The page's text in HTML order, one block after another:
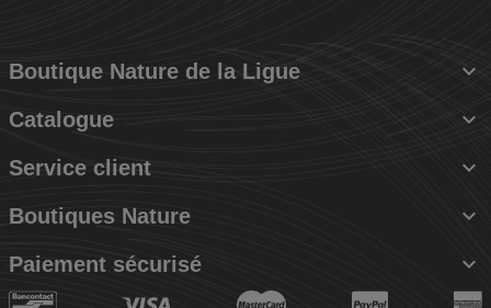
Boutique Nature de la Ligue 
Catalogue 
Service client 
Boutiques Nature 
Paiement sécurisé 